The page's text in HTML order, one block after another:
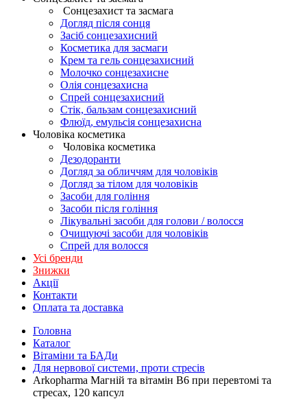
Сонцезахист та засмага
Догляд після сонця
Засіб сонцезахисний
Косметика для засмаги
Крем та гель сонцезахисний
Молочко сонцезахисне
Олія сонцезахисна
Спрей сонцезахисний
Стік, бальзам сонцезахисний
Флюїд, емульсія сонцезахисна
Чоловіка косметика
Чоловіка косметика
Дезодоранти
Догляд за обличчям для чоловіків
Догляд за тілом для чоловіків
Засоби для гоління
Засоби після гоління
Лікувальні засоби для голови / волосся
Очищуючі засоби для чоловіків
Спрей для волосся
Усі бренди
Знижки
Акції
Контакти
Оплата та доставка
Головна
Каталог
Вітаміни та БАДи
Для нервової системи, проти стресів
Arkopharma Магній та вітамін В6 при перевтомі та
стресах, 120 капсул